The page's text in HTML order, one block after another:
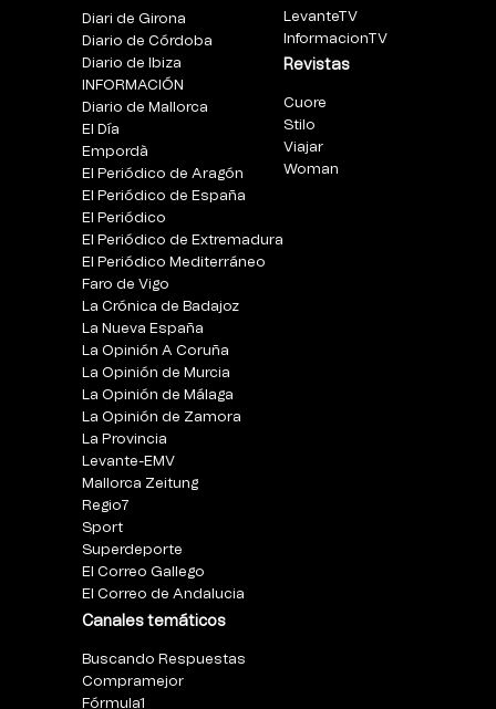
Diari de Girona
Diario de Córdoba
Diario de Ibiza
INFORMACIÓN
Diario de Mallorca
El Día
Empordà
El Periódico de Aragón
El Periódico de España
El Periódico
El Periódico de Extremadura
El Periódico Mediterráneo
Faro de Vigo
La Crónica de Badajoz
La Nueva España
La Opinión A Coruña
La Opinión de Murcia
La Opinión de Málaga
La Opinión de Zamora
La Provincia
Levante-EMV
Mallorca Zeitung
Regio7
Sport
Superdeporte
El Correo Gallego
El Correo de Andalucia
Canales temáticos
Buscando Respuestas
Compramejor
Fórmula1
LevanteTV
InformacionTV
Revistas
Cuore
Stilo
Viajar
Woman